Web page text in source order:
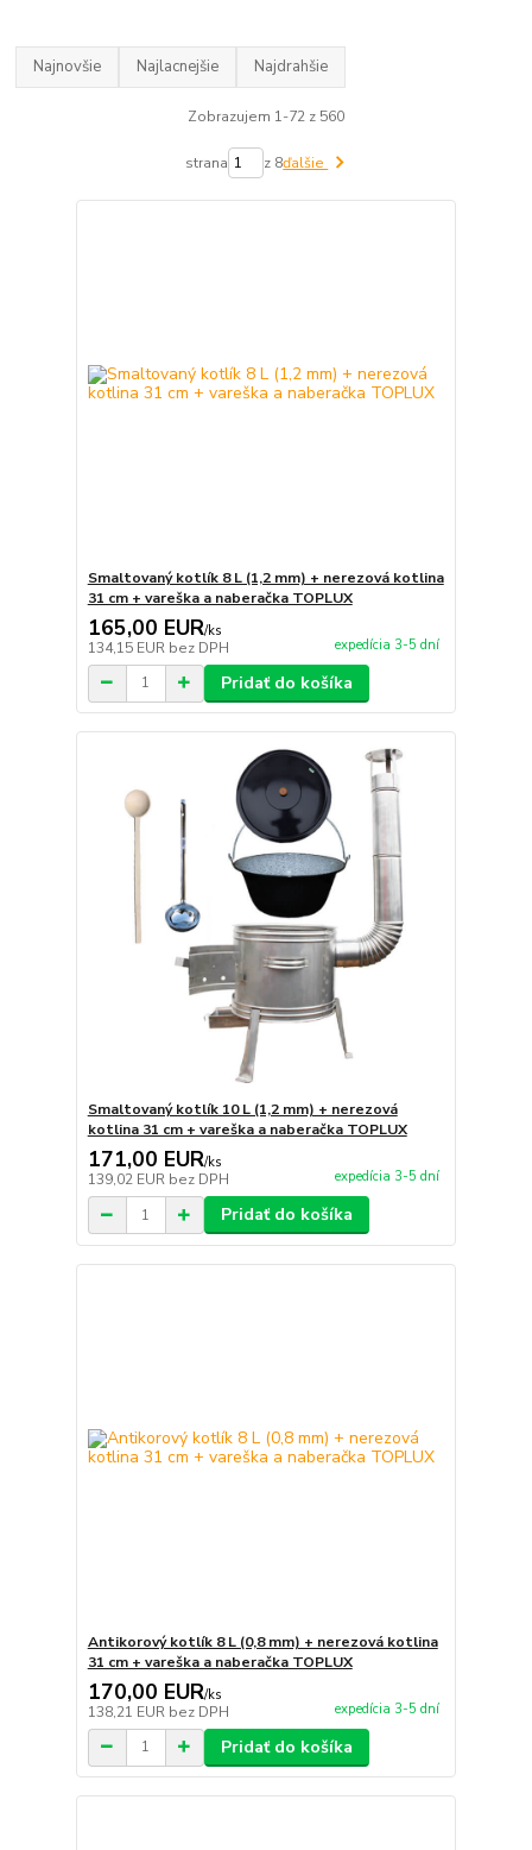
Najnovšie Najlacnejšie Najdrahšie
Zobrazujem 1-72 z 560
strana z 8ďalšie
Smaltovaný kotlík 8 L (1,2 mm) + nerezová kotlina
31 cm + vareška a naberačka TOPLUX
165,00 EUR/ks
134,15 EUR bez DPH expedícia 3-5 dní
Pridať do košíka
Smaltovaný kotlík 10 L (1,2 mm) + nerezová
kotlina 31 cm + vareška a naberačka TOPLUX
171,00 EUR/ks
139,02 EUR bez DPH expedícia 3-5 dní
Pridať do košíka
Antikorový kotlík 8 L (0,8 mm) + nerezová kotlina
31 cm + vareška a naberačka TOPLUX
170,00 EUR/ks
138,21 EUR bez DPH expedícia 3-5 dní
Pridať do košíka